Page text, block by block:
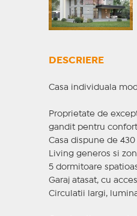
DESCRIERE
Casa individuala
Proprietate de
gandit pentru
Casa dispune de
Living generos si
5 dormitoare
Garaj atasat, cu
Circulatii largi,